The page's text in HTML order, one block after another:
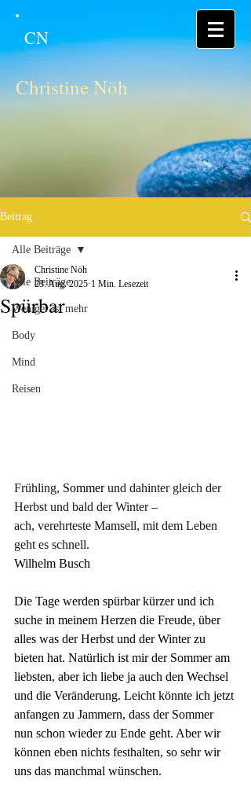
CN
Christine Nöh
Beitrag
Alle Beiträge
Weniger ist mehr
Body
Mind
Reisen
Alle Beiträge
Spürbar
Christine Nöh
23. Aug. 2025 1 Min. Lesezeit
Frühling, Sommer und dahinter gleich der
Herbst und bald der Winter –
ach, verehrteste Mamsell, mit dem Leben
geht es schnell.
Wilhelm Busch
Die Tage werden spürbar kürzer und ich
suche in meinem Herzen die Freude, über
alles was der Herbst und der Winter zu
bieten hat. Natürlich ist mir der Sommer am
liebsten, aber ich liebe ja auch den Wechsel
und die Veränderung. Leicht könnte ich jetzt
anfangen zu Jammern, dass der Sommer
nun schon wieder zu Ende geht. Aber wir
können eben nichts festhalten, so sehr wir
uns das manchmal wünschen.